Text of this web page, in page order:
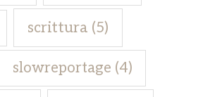
scrittura (5)
slowreportage (4)